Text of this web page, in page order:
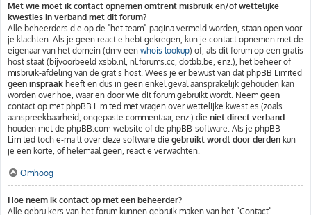
Met wie moet ik contact opnemen omtrent misbruik en/of wettelijke
kwesties in verband met dit forum?
Alle beheerders die op de "het team"-pagina vermeld worden, staan open voor
je klachten. Als je geen reactie hebt gekregen, kun je contact opnemen met de
eigenaar van het domein (dmv een whois lookup) of, als dit forum op een gratis
host staat (bijvoorbeeld xsbb.nl, nl.forums.cc, dotbb.be, enz.), het beheer of
misbruik-afdeling van de gratis host. Wees je er bewust van dat phpBB Limited
geen inspraak heeft en dus in geen enkel geval aansprakelijk gehouden kan
worden over hoe, waar en door wie dit forum gebruikt wordt. Neem geen
contact op met phpBB Limited met vragen over wettelijke kwesties (zoals
aanspreekbaarheid, ongepaste commentaar, enz.) die niet direct verband
houden met de phpBB.com-website of de phpBB-software. Als je phpBB
Limited toch e-mailt over deze software die gebruikt wordt door derden kun
je een korte, of helemaal geen, reactie verwachten.
Omhoog
Hoe neem ik contact op met een beheerder?
Alle gebruikers van het forum kunnen gebruik maken van het “Contact”-